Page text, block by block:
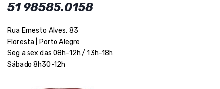
51 98585.0158
Rua Ernesto Alves, 83
Floresta | Porto Alegre
Seg a sex das 08h-12h / 13h-18h
Sábado 8h30-12h